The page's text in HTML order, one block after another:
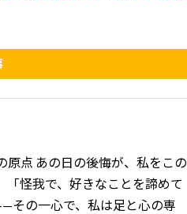
原点 あの日の後悔が、私をこの
「怪我で、好きなことを諦めて
その一心で、私は足と心の専